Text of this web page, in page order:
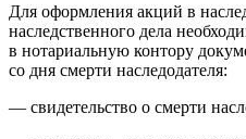
Для оформления акций в
наследственного дела
в нотариальную контору
со дня смерти наследодателя:
— свидетельство о смерти